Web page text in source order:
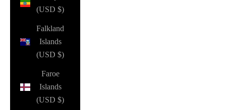
(USD $)
Falkland
Islands
(USD $)
Faroe
Islands
(USD $)